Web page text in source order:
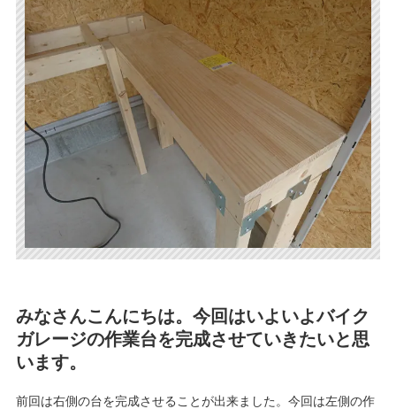
みなさんこんにちは。今回はいよいよバイク
ガレージの作業台を完成させていきたいと思
います。
前回は右側の台を完成させることが出来ました。今回は左側の作